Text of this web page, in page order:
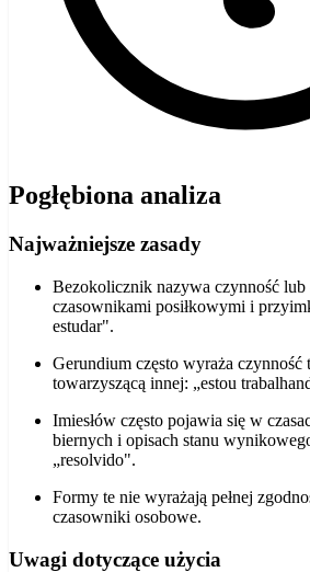
Pogłębiona analiza
Najważniejsze zasady
Bezokolicznik nazywa czynność lub
czasownikami posiłkowymi i
estudar".
Gerundium często wyraża czynność
towarzyszącą innej: „estou
Imiesłów często pojawia się w
biernych i opisach stanu
„resolvido".
Formy te nie wyrażają pełnej
czasowniki osobowe.
Uwagi dotyczące użycia